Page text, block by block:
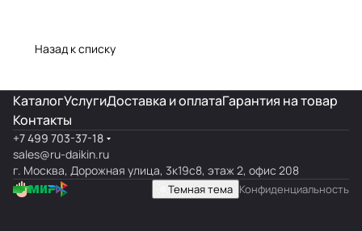
Назад к списку
КаталогУслугиДоставка и оплатаГарантия на товар
Контакты
+7 499 703-37-18
sales@ru-daikin.ru
г. Москва, Дорожная улица, 3к19с8, этаж 2, офис 208
Темная тема Конфиденциальность